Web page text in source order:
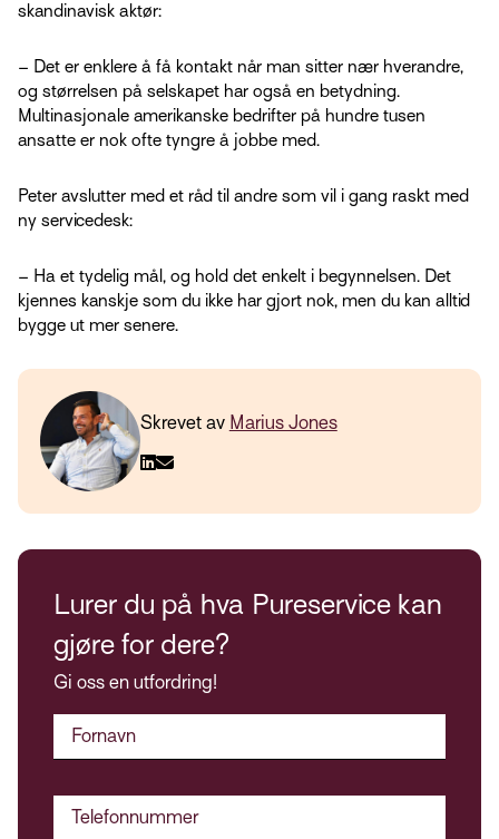
skandinavisk aktør:
– Det er enklere å få kontakt når man sitter nær hverandre,
og størrelsen på selskapet har også en betydning.
Multinasjonale amerikanske bedrifter på hundre tusen
ansatte er nok ofte tyngre å jobbe med.
Peter avslutter med et råd til andre som vil i gang raskt med
ny servicedesk:
– Ha et tydelig mål, og hold det enkelt i begynnelsen. Det
kjennes kanskje som du ikke har gjort nok, men du kan alltid
bygge ut mer senere.
Skrevet av Marius Jones
Lurer du på hva Pureservice kan
gjøre for dere?
Gi oss en utfordring!